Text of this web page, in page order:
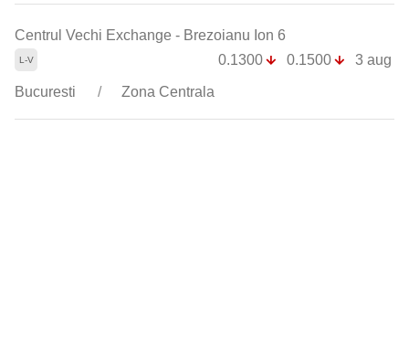
Centrul Vechi Exchange - Brezoianu Ion 6
Bucuresti Zona Centrala
0.1300 0.1500 3 aug